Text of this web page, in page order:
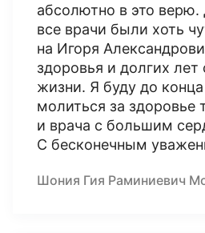
абсолютно в это верю.
все врачи были хоть
на Игоря
здоровья и долгих лет
жизни. Я буду до
молиться за здоровье
и врача с большим
С бесконечным
Шония Гия Раминиевич